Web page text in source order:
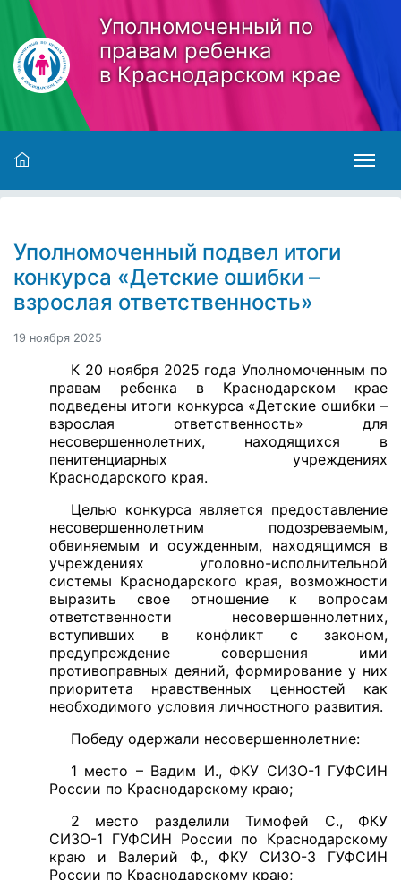
Skip to main content
Уполномоченный по
правам ребенка
в Краснодарском крае
Уполномоченный подвел итоги
конкурса «Детские ошибки –
взрослая ответственность»
19 ноября 2025
К 20 ноября 2025 года Уполномоченным по
правам ребенка в Краснодарском крае
подведены итоги конкурса «Детские ошибки –
взрослая ответственность» для
несовершеннолетних, находящихся в
пенитенциарных учреждениях
Краснодарского края.
Целью конкурса является предоставление
несовершеннолетним подозреваемым,
обвиняемым и осужденным, находящимся в
учреждениях уголовно-исполнительной
системы Краснодарского края, возможности
выразить свое отношение к вопросам
ответственности несовершеннолетних,
вступивших в конфликт с законом,
предупреждение совершения ими
противоправных деяний, формирование у них
приоритета нравственных ценностей как
необходимого условия личностного развития.
Победу одержали несовершеннолетние:
1 место – Вадим И., ФКУ СИЗО-1 ГУФСИН
России по Краснодарскому краю;
2 место разделили Тимофей С., ФКУ
СИЗО-1 ГУФСИН России по Краснодарскому
краю и Валерий Ф., ФКУ СИЗО-3 ГУФСИН
России по Краснодарскому краю;